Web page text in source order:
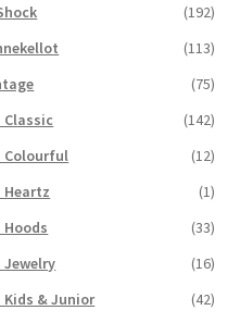
(192)
(113)
(75)
Classic
(142)
Colourful
(12)
Heartz
(1)
(33)
Jewelry
(16)
Kids & Junior
(42)